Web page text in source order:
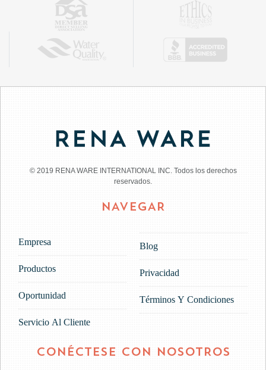
© 2019 RENA WARE INTERNATIONAL INC. Todos los derechos
reservados.
NAVEGAR
Empresa
Productos
Oportunidad
Servicio Al Cliente
Blog
Privacidad
Términos Y Condiciones
CONÉCTESE CON NOSOTROS